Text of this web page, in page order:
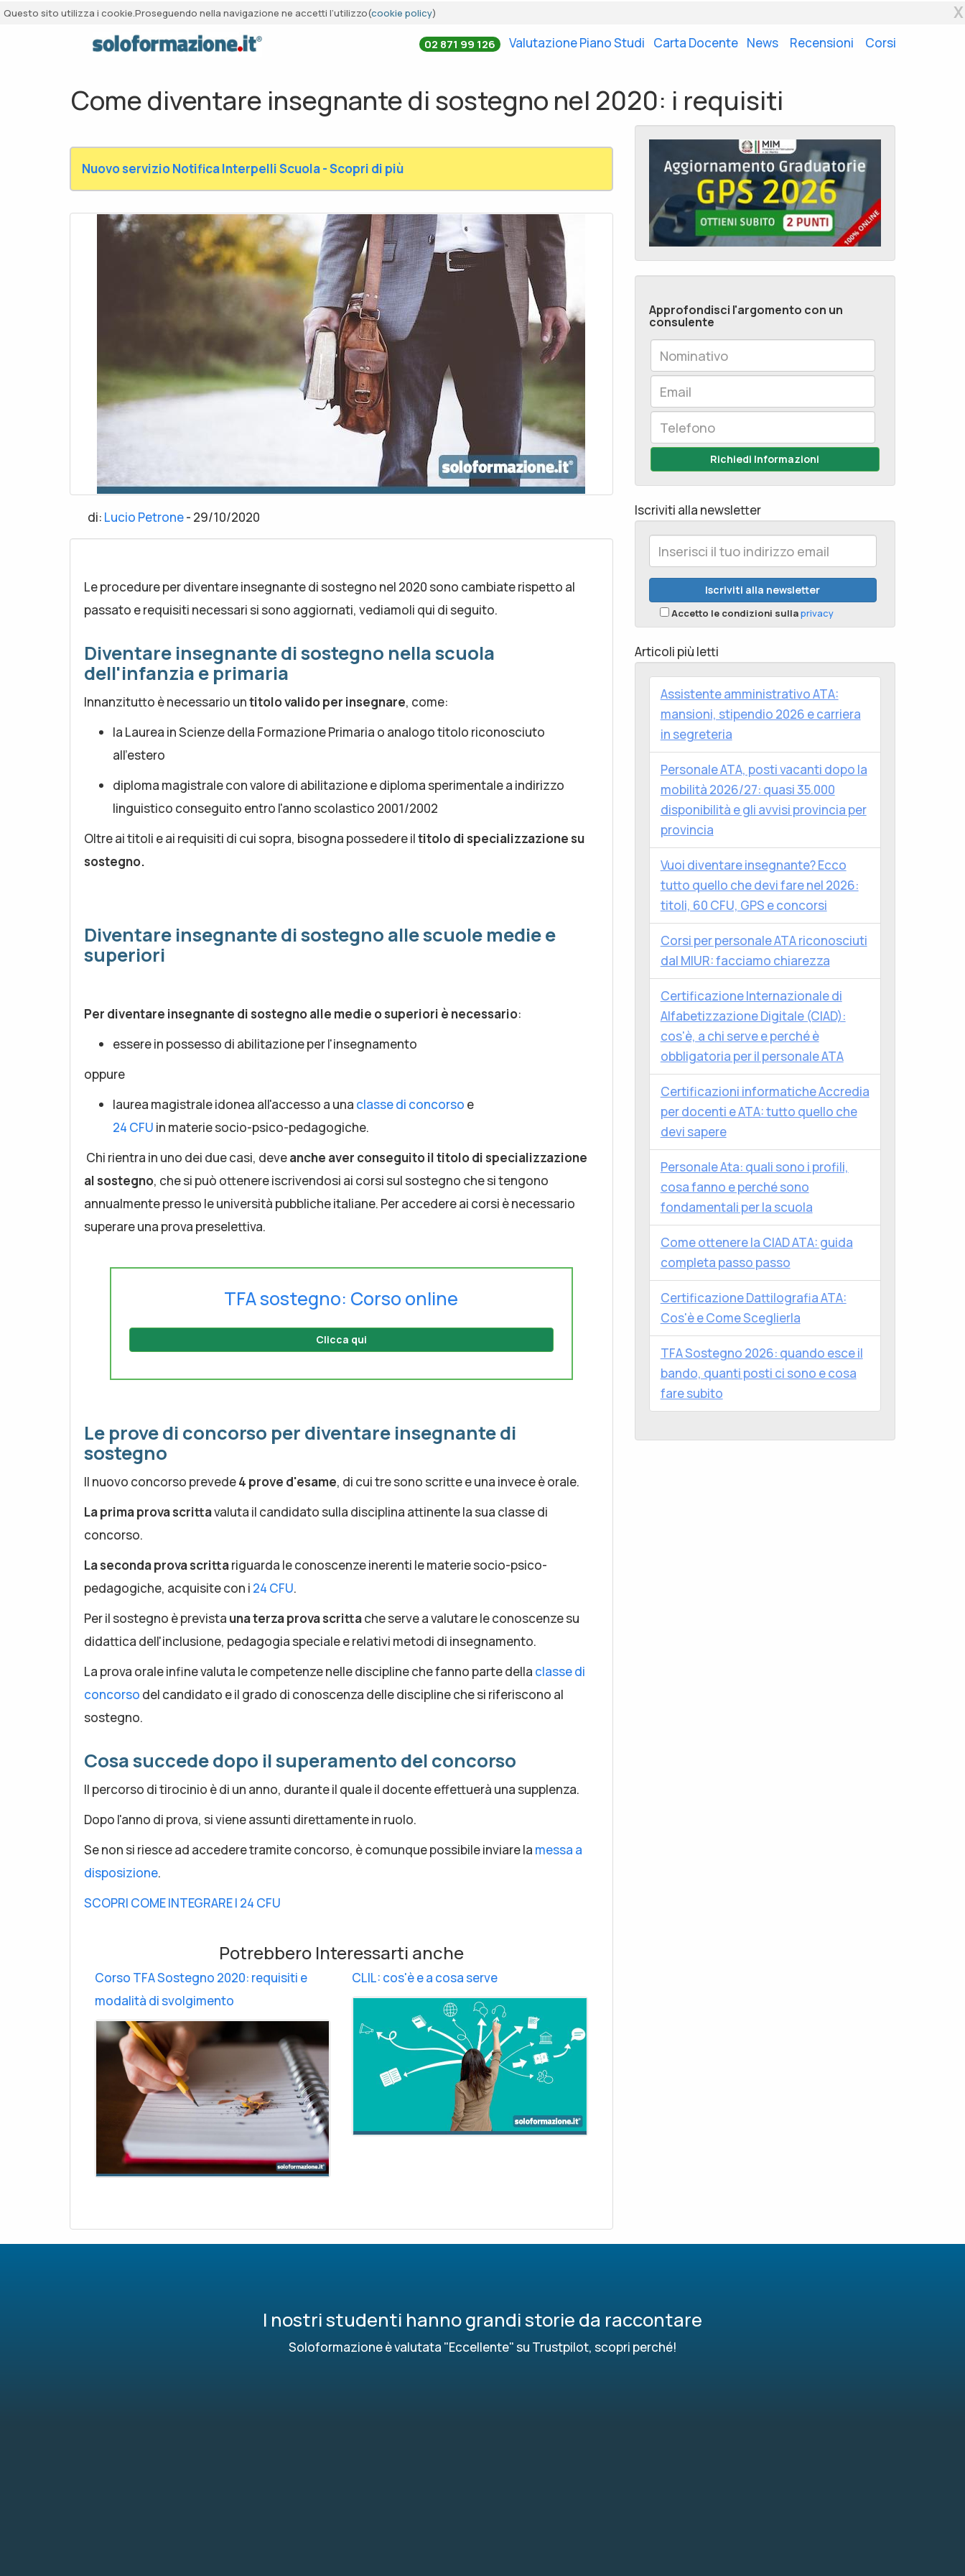
Questo sito utilizza i cookie.Proseguendo nella navigazione ne accetti l’utilizzo(cookie policy) X
02 871 99 126 Valutazione Piano Studi Carta Docente News Recensioni Corsi
Come diventare insegnante di sostegno nel 2020: i requisiti
Nuovo servizio Notifica Interpelli Scuola - Scopri di più
di: Lucio Petrone- 29/10/2020
Le procedure per diventare insegnante di sostegno nel 2020 sono cambiate rispetto al
passato e requisiti necessari si sono aggiornati, vediamoli qui di seguito.
Diventare insegnante di sostegno nella scuola
dell'infanzia e primaria
Innanzitutto è necessario untitolo valido per insegnare, come:
la Laurea in Scienze della Formazione Primaria o analogo titolo riconosciuto
all'estero
diploma magistrale con valore di abilitazione e diploma sperimentale a indirizzo
linguistico conseguito entro l'anno scolastico 2001/2002
Oltre ai titoli e ai requisiti di cui sopra, bisogna possedere iltitolo di specializzazione su
sostegno.
Diventare insegnante di sostegno alle scuole medie e
superiori
Per diventare insegnante di sostegno alle medie o superiori è necessario:
essere in possesso di abilitazione per l'insegnamento
oppure
laurea magistrale idonea all'accesso a una classe di concorso e
24 CFU in materie socio-psico-pedagogiche.
Chi rientra in uno dei due casi, deveanche aver conseguito il titolo di specializzazione
al sostegno, che si può ottenere iscrivendosi ai corsi sul sostegno che si tengono
annualmente presso le università pubbliche italiane. Per accedere ai corsi è necessario
superare una prova preselettiva.
TFA sostegno: Corso online
Clicca qui
Le prove di concorso per diventare insegnante di
sostegno
Il nuovo concorso prevede4 prove d'esame, di cui tre sono scritte e una invece è orale.
La prima prova scrittavaluta il candidato sulla disciplina attinente la sua classe di
concorso.
La seconda prova scrittariguarda le conoscenze inerenti le materie socio-psico-
pedagogiche, acquisite con i 24 CFU.
Per il sostegno è prevista una terza prova scrittache serve a valutare le conoscenze su
didattica dell'inclusione, pedagogia speciale e relativi metodi di insegnamento.
La prova orale infine valuta le competenze nelle discipline che fanno parte della classe di
concorso del candidato e il grado di conoscenza delle discipline che si riferiscono al
sostegno.
Cosa succede dopo il superamento del concorso
lI percorso di tirocinio è di un anno, durante il quale il docente effettuerà una supplenza.
Dopo l'anno di prova, si viene assunti direttamente in ruolo.
Se non si riesce ad accedere tramite concorso, è comunque possibile inviare la messa a
disposizione.
SCOPRI COME INTEGRARE I 24 CFU
Potrebbero Interessarti anche
Corso TFA Sostegno 2020: requisiti e
modalità di svolgimento
CLIL: cos'è e a cosa serve
Approfondisci l'argomento con un
consulente
Richiedi Informazioni
Iscriviti alla newsletter
Accetto le condizioni sullaprivacy
Articoli più letti
Assistente amministrativo ATA:
mansioni, stipendio 2026 e carriera
in segreteria
Personale ATA, posti vacanti dopo la
mobilità 2026/27: quasi 35.000
disponibilità e gli avvisi provincia per
provincia
Vuoi diventare insegnante? Ecco
tutto quello che devi fare nel 2026:
titoli, 60 CFU, GPS e concorsi
Corsi per personale ATA riconosciuti
dal MIUR: facciamo chiarezza
Certificazione Internazionale di
Alfabetizzazione Digitale (CIAD):
cos'è, a chi serve e perché è
obbligatoria per il personale ATA
Certificazioni informatiche Accredia
per docenti e ATA: tutto quello che
devi sapere
Personale Ata: quali sono i profili,
cosa fanno e perché sono
fondamentali per la scuola
Come ottenere la CIAD ATA: guida
completa passo passo
Certificazione Dattilografia ATA:
Cos'è e Come Sceglierla
TFA Sostegno 2026: quando esce il
bando, quanti posti ci sono e cosa
fare subito
I nostri studenti hanno grandi storie da raccontare
Soloformazione è valutata "Eccellente" su Trustpilot, scopri perché!